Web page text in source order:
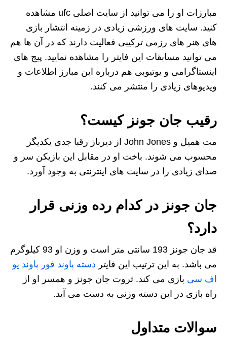
مبارزات او را می توانید از سایت اصلی ufc مشاهده
کنید. سایت های ورزشی زیادی در زمینه انتشار بازی
های هنر های رزمی ترکیبی فعالیت دارند که در آن ها هم
می توانید مسابقات این فایتر را مشاهده نمایید. پیج های
اینستاگرامی و یوتیوبی هم درباره این مبارز اطلاعات و
ویدیوهای زیادی را منتشر می کنند.
رقیب جان جونز کیست؟
مت همیل و John Jones از دیرباز رقبا جدی یکدیگر
محسوب می شوند. باخت او در مقابل این بازیکن سر و
صدای زیادی را در سایت های اینترنتی به وجود آورد.
جان جونز در کدام رده وزنی قرار
دارد؟
قد جان جونز 193 سانتی متر است و وزن او 93 کیلوگرم
می باشد. به این ترتیب این فایتر دسته پاوند فور پاوند یو
اف سی بازی می کند. ثروت جان جونز و همسر او از
راه بازی در این دسته وزنی به دست می آید.
سوالات متداول